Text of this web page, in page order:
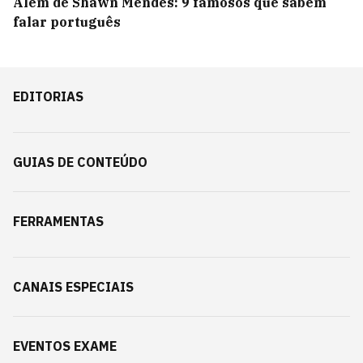
falar português
EDITORIAS
GUIAS DE CONTEÚDO
FERRAMENTAS
CANAIS ESPECIAIS
EVENTOS EXAME